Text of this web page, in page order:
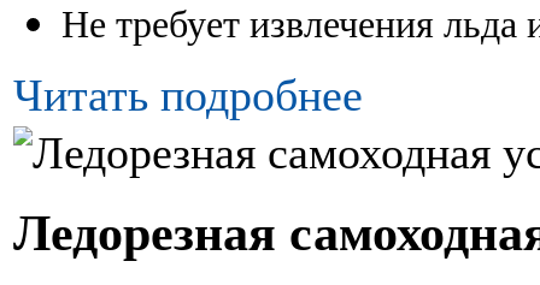
Не требует извлечения
Читать подробнее
Ледорезная